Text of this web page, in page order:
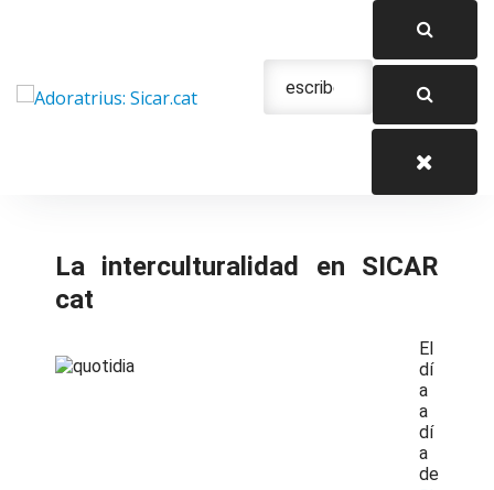
La interculturalidad en SICAR
cat
El
dí
a
a
dí
a
de